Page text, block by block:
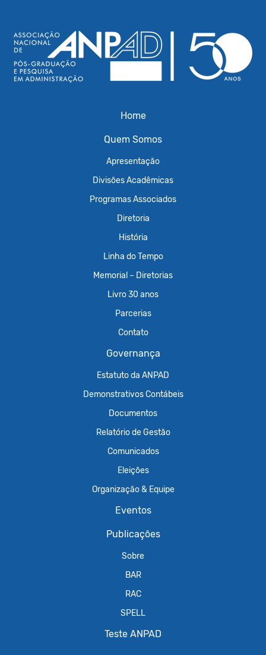
Home
Quem Somos
Apresentação
Divisões Acadêmicas
Programas Associados
Diretoria
História
Linha do Tempo
Memorial – Diretorias
Livro 30 anos
Parcerias
Contato
Governança
Estatuto da ANPAD
Demonstrativos Contábeis
Documentos
Relatório de Gestão
Comunicados
Eleições
Organização & Equipe
Eventos
Publicações
Sobre
BAR
RAC
SPELL
Teste ANPAD